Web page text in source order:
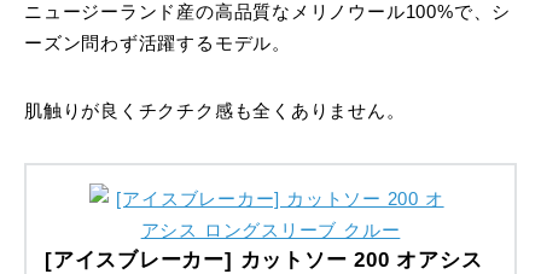
ニュージーランド産の高品質なメリノウール100%で、シ
ーズン問わず活躍するモデル。
肌触りが良くチクチク感も全くありません。
[アイスブレーカー] カットソー 200 オアシス